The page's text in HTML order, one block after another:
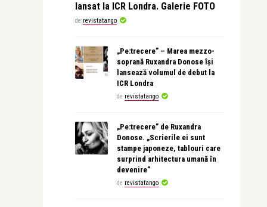
lansat la ICR Londra. Galerie FOTO
de revistatango
„Pe:trecere” – Marea mezzo-
soprană Ruxandra Donose își
lansează volumul de debut la
ICR Londra
de revistatango
„Pe:trecere” de Ruxandra
Donose. „Scrierile ei sunt
stampe japoneze, tablouri care
surprind arhitectura umană în
devenire”
de revistatango